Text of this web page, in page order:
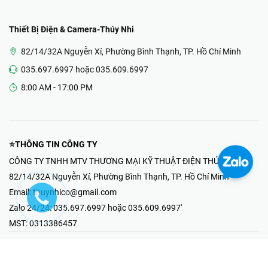
Thiết Bị Điện & Camera-Thúy Nhi
82/14/32A Nguyễn Xí, Phường Bình Thạnh, TP. Hồ Chí Minh
035.697.6997 hoặc 035.609.6997
8:00 AM - 17:00 PM
⭐THÔNG TIN CÔNG TY
CÔNG TY TNHH MTV THƯƠNG MẠI KỸ THUẬT ĐIỆN THÚY NHI
82/14/32A Nguyễn Xí, Phường Bình Thạnh, TP. Hồ Chí Minh
Email: thuynhico@gmail.com
Zalo 24/24:035.697.6997 hoặc 035.609.6997'
MST:0313386457